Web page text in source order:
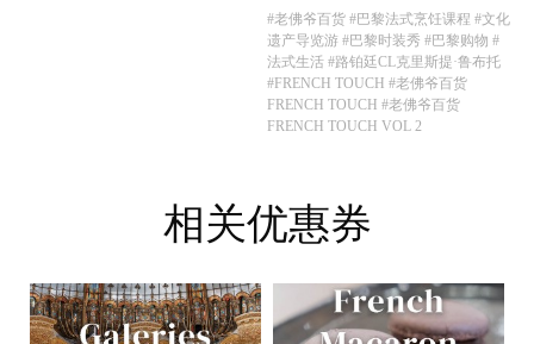
#老佛爷百货 #巴黎法式烹饪课程 #文化
遗产导览游 #巴黎时装秀 #巴黎购物 #
法式生活 #路铂廷CL克里斯提·鲁布托
#FRENCH TOUCH #老佛爷百货
FRENCH TOUCH #老佛爷百货
FRENCH TOUCH VOL 2
相关优惠券